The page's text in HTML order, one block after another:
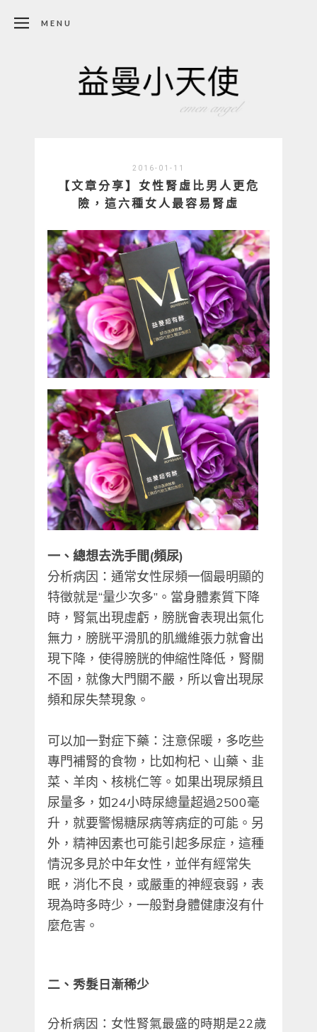
MENU
2016-01-11
【文章分享】女性腎虛比男人更危
險，這六種女人最容易腎虛
一、總想去洗手間(頻尿)
分析病因：通常女性尿頻一個最明顯的
特徵就是“量少次多”。當身體素質下降
時，腎氣出現虛虧，膀胱會表現出氣化
無力，膀胱平滑肌的肌纖維張力就會出
現下降，使得膀胱的伸縮性降低，腎關
不固，就像大門關不嚴，所以會出現尿
頻和尿失禁現象。
可以加一對症下藥：注意保暖，多吃些
專門補腎的食物，比如枸杞、山藥、韭
菜、羊肉、核桃仁等。如果出現尿頻且
尿量多，如24小時尿總量超過2500毫
升，就要警惕糖尿病等病症的可能。另
外，精神因素也可能引起多尿症，這種
情況多見於中年女性，並伴有經常失
眠，消化不良，或嚴重的神經衰弱，表
現為時多時少，一般對身體健康沒有什
麼危害。
二、秀髮日漸稀少
分析病因：女性腎氣最盛的時期是22歲